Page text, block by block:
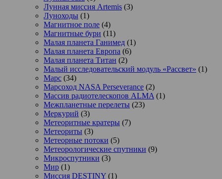
Лунная миссия Artemis (3)
Луноходы (1)
Магнитное поле (4)
Магнитные бури (11)
Малая планета Ганимед (1)
Малая планета Европа (6)
Малая планета Титан (2)
Малый исследовательский модуль «Рассвет» (1)
Марс (34)
Марсоход NASA Perseverance (2)
Массив радиотелескопов ALMA (1)
Межпланетные перелеты (23)
Меркурий (3)
Метеоритные кратеры (7)
Метеориты (3)
Метеорные потоки (5)
Метеорологические спутники (9)
Микроспутники (3)
Мир (1)
Миссия DESTINY (1)